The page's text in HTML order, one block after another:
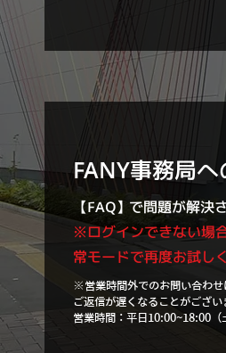
FANY事務局
【FAQ】 で問題が解決
※ログインできない場
常モードで再度お試し
※営業時間外でのお問い合わせ
ご返信が遅くなることがござい
営業時間：平日10:00~18:00（